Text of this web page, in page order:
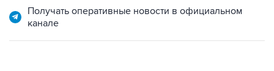
Получать оперативные новости в официальном
канале